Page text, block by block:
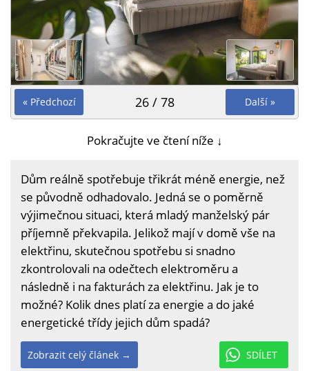
« Předchozí Další »
26 / 78
Pokračujte ve čtení níže ↓
Dům reálně spotřebuje třikrát méně energie, než
se původně odhadovalo. Jedná se o poměrně
výjimečnou situaci, která mladý manželský pár
příjemně překvapila. Jelikož mají v domě vše na
elektřinu, skutečnou spotřebu si snadno
zkontrolovali na odečtech elektroměru a
následně i na fakturách za elektřinu. Jak je to
možné? Kolik dnes platí za energie a do jaké
energetické třídy jejich dům spadá?
SDÍLET
Zobrazit celý článek →